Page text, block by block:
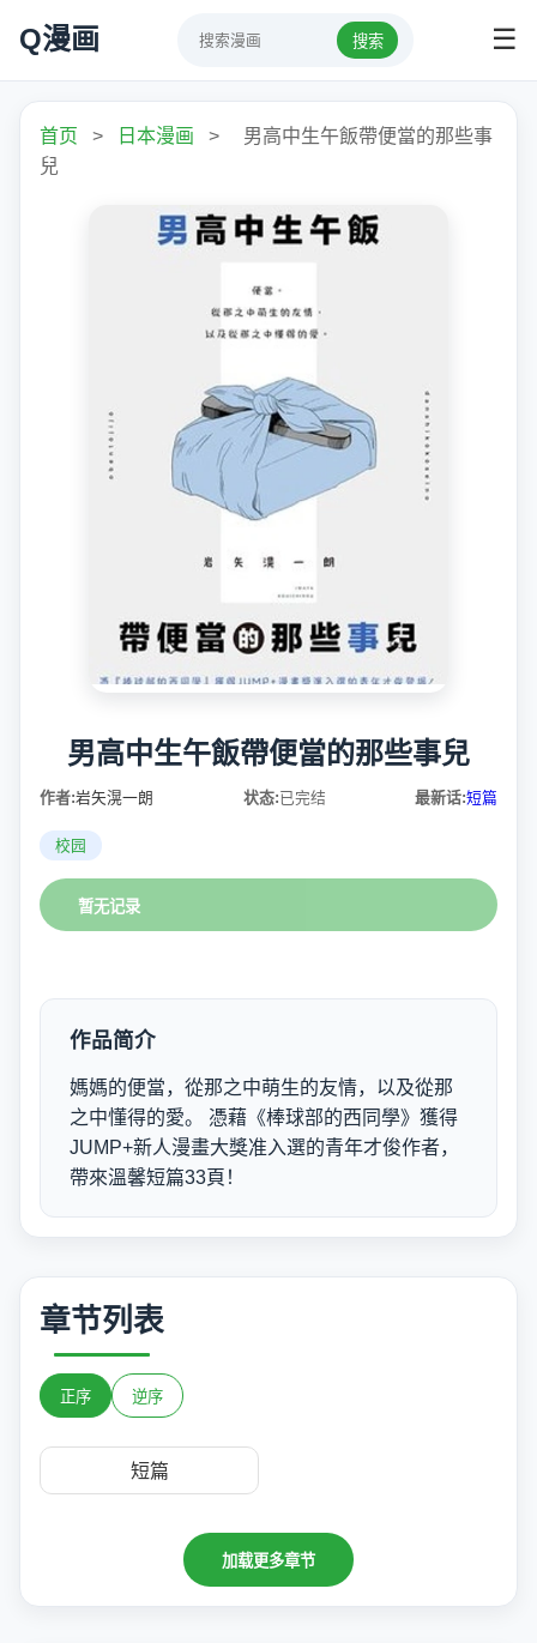
Q漫画 搜索 ☰
首页 > 日本漫画 >
男高中生午飯帶便當的那些事
兒
男高中生午飯帶便當的那些事兒
作者:岩矢滉一朗 状态:已完结 最新话:短篇
校园
暂无记录
作品简介
媽媽的便當，從那之中萌生的友情，以及從那
之中懂得的愛。 憑藉《棒球部的西同學》獲得
JUMP+新人漫畫大獎准入選的青年才俊作者，
帶來溫馨短篇33頁！
章节列表
正序 逆序
短篇
加载更多章节